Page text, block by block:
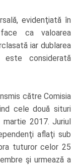
evidenţiată în
ca valoarea
iar dublarea
este considerată
către Comisia
cele două situri
2017. Juriul
aflaţi sub
tuturor celor 25
şi urmează a